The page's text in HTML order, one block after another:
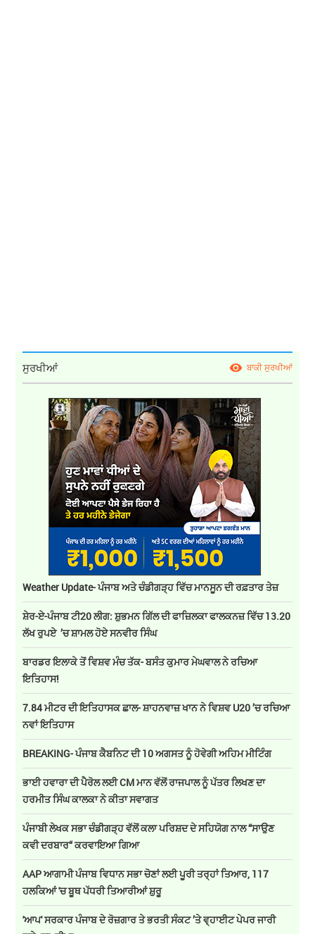
ਸੁਰਖੀਆਂ ਬਾਕੀ ਸੁਰਖੀਆਂ
Weather Update- ਪੰਜਾਬ ਅਤੇ ਚੰਡੀਗੜ੍ਹ ਵਿੱਚ ਮਾਨਸੂਨ ਦੀ ਰਫ਼ਤਾਰ ਤੇਜ਼
ਸ਼ੇਰ-ਏ-ਪੰਜਾਬ ਟੀ20 ਲੀਗ: ਸ਼ੁਭਮਨ ਗਿੱਲ ਦੀ ਫਾਜ਼ਿਲਕਾ ਫਾਲਕਨਜ਼ ਵਿੱਚ 13.20
ਲੱਖ ਰੁਪਏ ’ਚ ਸ਼ਾਮਲ ਹੋਏ ਸਨਵੀਰ ਸਿੰਘ
ਬਾਰਡਰ ਇਲਾਕੇ ਤੋਂ ਵਿਸ਼ਵ ਮੰਚ ਤੱਕ- ਬਸੰਤ ਕੁਮਾਰ ਮੇਘਵਾਲ ਨੇ ਰਚਿਆ
ਇਤਿਹਾਸ!
7.84 ਮੀਟਰ ਦੀ ਇਤਿਹਾਸਕ ਛਾਲ- ਸ਼ਾਹਨਵਾਜ਼ ਖਾਨ ਨੇ ਵਿਸ਼ਵ U20 ’ਚ ਰਚਿਆ
ਨਵਾਂ ਇਤਿਹਾਸ
BREAKING- ਪੰਜਾਬ ਕੈਬਨਿਟ ਦੀ 10 ਅਗਸਤ ਨੂੰ ਹੋਵੇਗੀ ਅਹਿਮ ਮੀਟਿੰਗ
ਭਾਈ ਹਵਾਰਾ ਦੀ ਪੈਰੋਲ ਲਈ CM ਮਾਨ ਵੱਲੋਂ ਰਾਜਪਾਲ ਨੂੰ ਪੱਤਰ ਲਿਖਣ ਦਾ
ਹਰਮੀਤ ਸਿੰਘ ਕਾਲਕਾ ਨੇ ਕੀਤਾ ਸਵਾਗਤ
ਪੰਜਾਬੀ ਲੇਖਕ ਸਭਾ ਚੰਡੀਗੜ੍ਹ ਵੱਲੋਂ ਕਲਾ ਪਰਿਸ਼ਦ ਦੇ ਸਹਿਯੋਗ ਨਾਲ “ਸਾਉਣ
ਕਵੀ ਦਰਬਾਰ“ ਕਰਵਾਇਆ ਗਿਆ
AAP ਆਗਾਮੀ ਪੰਜਾਬ ਵਿਧਾਨ ਸਭਾ ਚੋਣਾਂ ਲਈ ਪੂਰੀ ਤਰ੍ਹਾਂ ਤਿਆਰ, 117
ਹਲਕਿਆਂ 'ਚ ਬੂਥ ਪੱਧਰੀ ਤਿਆਰੀਆਂ ਸ਼ੁਰੂ
'ਆਪ' ਸਰਕਾਰ ਪੰਜਾਬ ਦੇ ਰੋਜ਼ਗਾਰ ਤੇ ਭਰਤੀ ਸੰਕਟ ’ਤੇ ਵ੍ਹਾਈਟ ਪੇਪਰ ਜਾਰੀ